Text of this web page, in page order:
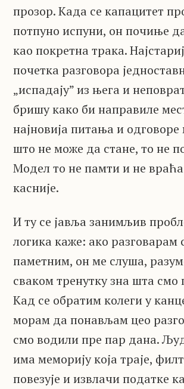
прозор. Када се капацитет
потпуно испуни, он почиње
као покретна трака.
почетка разговора
„испадају” из њега и
бришу како би направиле
најновија питања и
што не може да стане, то не
Модел то не памти и не враћа
касније.
И ту се јавља занимљив
логика каже: ако разговарам
паметним, он ме слуша,
сваком тренутку зна шта смо
Кад се обратим колеги у
морам да понављам цео
смо водили пре пар дана.
има меморију која траје,
повезује и извлачи податке